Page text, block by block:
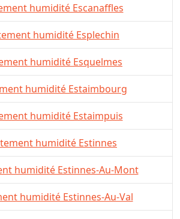
humidité Escanaffles
humidité Esplechin
humidité Esquelmes
humidité Estaimbourg
humidité Estaimpuis
humidité Estinnes
humidité Estinnes-Au-Mont
humidité Estinnes-Au-Val